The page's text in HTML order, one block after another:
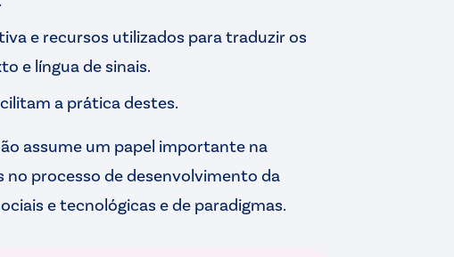
e recursos utilizados para traduzir os
e língua de sinais.
a prática destes.
assume um papel importante na
processo de desenvolvimento da
e tecnológicas e de paradigmas.